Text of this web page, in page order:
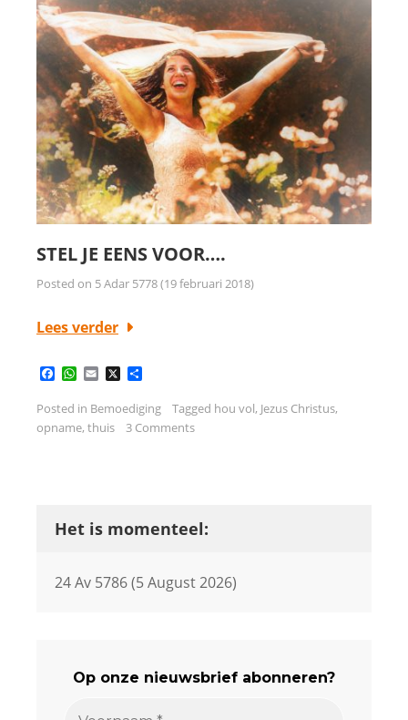
STEL JE EENS VOOR….
Posted on 5 Adar 5778 (19 februari 2018)
Lees verder
Facebook
WhatsApp
Email
X
Posted in Bemoediging Tagged hou vol, Jezus Christus,
opname, thuis 3 Comments
Het is momenteel:
24 Av 5786 (5 August 2026)
Op onze nieuwsbrief abonneren?